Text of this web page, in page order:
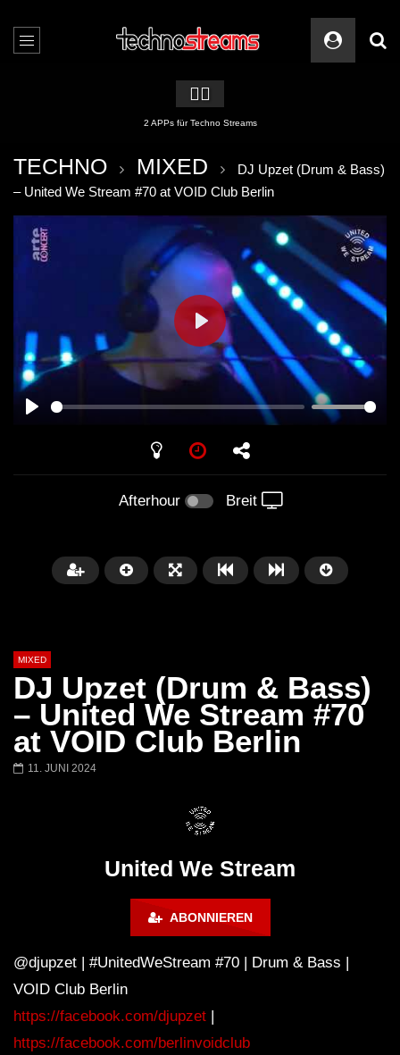
🏳️‍🌈
2 APPs für Techno Streams
TECHNO MIXED
DJ Upzet (Drum & Bass)
– United We Stream #70 at VOID Club Berlin
PLAY
Afterhour Breit
Später
MIXED
DJ Upzet (Drum & Bass)
– United We Stream #70
at VOID Club Berlin
11. JUNI 2024
United We Stream
ABONNIEREN
@djupzet | #UnitedWeStream #70 | Drum & Bass |
VOID Club Berlin
https://facebook.com/djupzet |
https://facebook.com/berlinvoidclub